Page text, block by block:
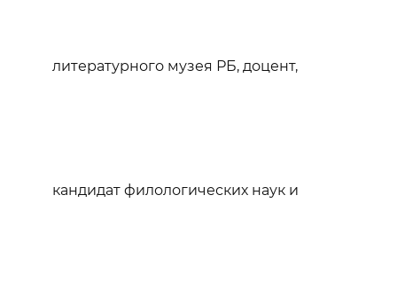
литературного музея РБ, доцент,
кандидат филологических наук и